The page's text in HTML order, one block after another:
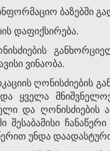
ბაზებში
დაფიქსირება.
ვინაობა.
ღონისძიების
ყველა
და ღონისძიების
შესაბამისი
უნდა